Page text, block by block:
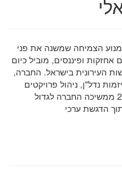
לדעת על מנוע הצמיחה שמשנה את פני
אחזקות ופיננסים, מוביל כיום
העירונית בישראל. החברה,
נדל"ן, ניהול פרויקטים
מגורים ומימון עסקאות מורכבות. ב-2026 ממשיכה החברה לגדול